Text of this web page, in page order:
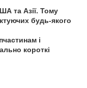
та Азії. Тому
будь-якого
і
короткі